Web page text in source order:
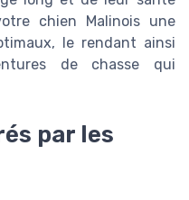
chien Malinois une
le rendant ainsi
de chasse qui
par les